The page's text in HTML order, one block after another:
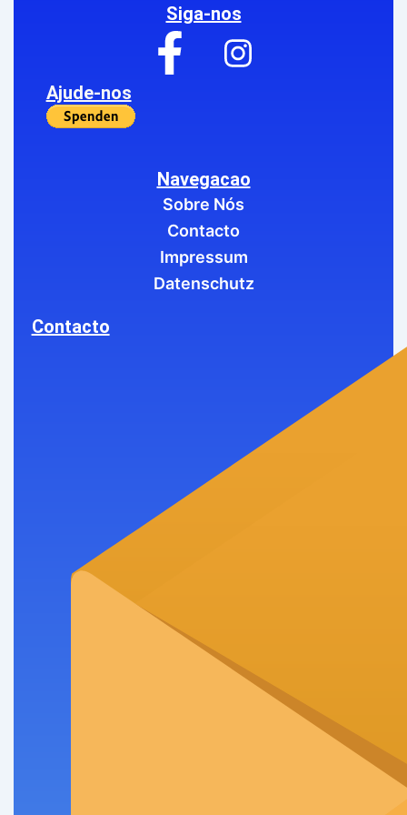
Siga-nos
Ajude-nos
Navegacao
Sobre Nós
Contacto
Impressum
Datenschutz
Contacto